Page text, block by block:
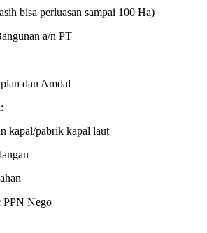
bisa perluasan sampai 100 Ha)
a/n PT
dan Amdal
kapal/pabrik kapal laut
PPN Nego